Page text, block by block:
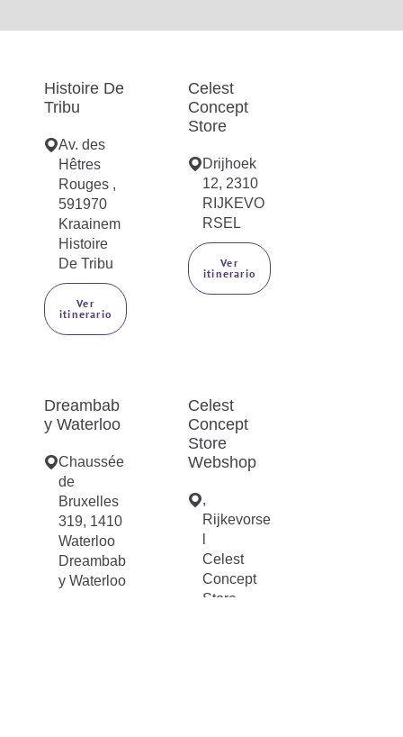
Histoire De
Tribu
Av. des
Hêtres
Rouges ,
591970
Kraainem
Histoire
De Tribu
Ver
itinerario
Celest
Concept
Store
Drijhoek
12, 2310
RIJKEVO
RSEL
Ver
itinerario
Dreambab
y Waterloo
Chaussée
de
Bruxelles
319, 1410
Waterloo
Dreambab
y Waterloo
Celest
Concept
Store
Webshop
,
Rijkevorse
Celest
Concept
Store